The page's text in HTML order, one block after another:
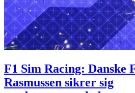
F1 Sim Racing: Danske
Rasmussen sikrer sig